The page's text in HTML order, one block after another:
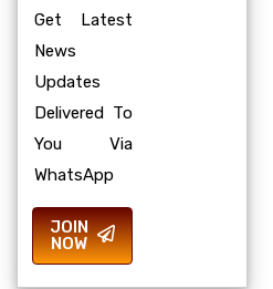
Get Latest
News
Updates
Delivered To
You Via
WhatsApp
JOIN
NOW